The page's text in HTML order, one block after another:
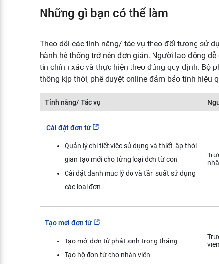
Những gì bạn có thể làm
Theo dõi các tính năng/ tác vụ theo đối tượng sử
hành hệ thống trở nên đơn giản. Người lao động
tin chính xác và thực hiện theo đúng quy định. Bộ
thông kịp thời, phê duyệt online đảm bảo tính hiệu
Tính năng/ Tác vụ
Cài đặt đơn từ
Quản lý chi tiết việc sử dụng và thiết lập thời
gian tạo mới cho từng loại đơn từ con
Cài đặt danh mục lý do và tần suất sử dụng
các loại đơn
Tạo mới đơn từ
Tạo mới đơn từ phát sinh trong tháng
Tạo hộ đơn từ cho nhân viên
viên